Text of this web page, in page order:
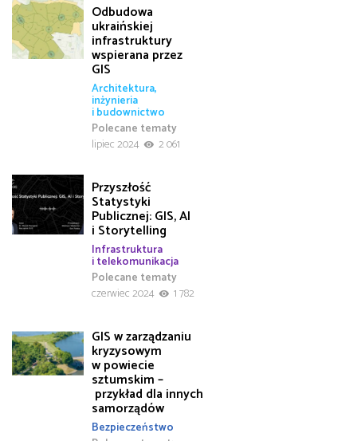
Odbudowa
ukraińskiej
infrastruktury
wspierana przez
GIS
Architektura,
inżynieria
i budownictwo
Polecane tematy
lipiec 2024
2 061
Przyszłość
Statystyki
Publicznej: GIS, AI
i Storytelling
Infrastruktura
i telekomunikacja
Polecane tematy
czerwiec 2024
1 782
GIS w zarządzaniu
kryzysowym
w powiecie
sztumskim –
przykład dla innych
samorządów
Bezpieczeństwo